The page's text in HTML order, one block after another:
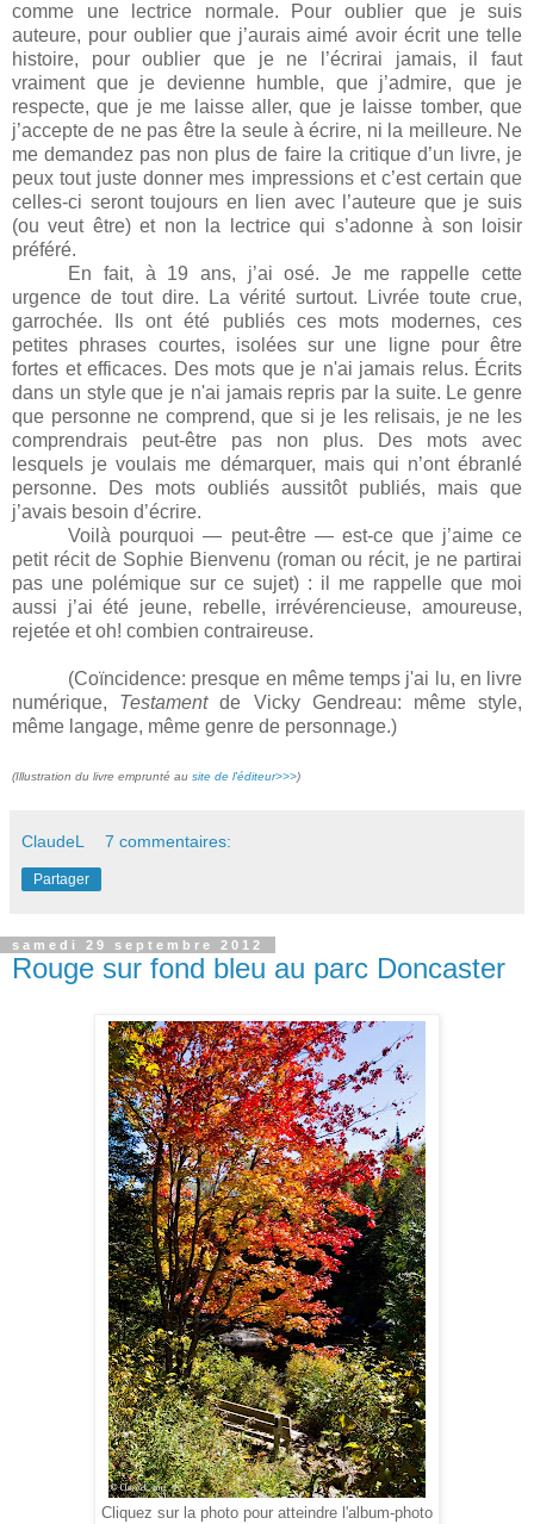
comme une lectrice normale. Pour oublier que je suis
auteure, pour oublier que j’aurais aimé avoir écrit une telle
histoire, pour oublier que je ne l’écrirai jamais, il faut
vraiment que je devienne humble, que j’admire, que je
respecte, que je me laisse aller, que je laisse tomber, que
j’accepte de ne pas être la seule à écrire, ni la meilleure. Ne
me demandez pas non plus de faire la critique d’un livre, je
peux tout juste donner mes impressions et c’est certain que
celles-ci seront toujours en lien avec l’auteure que je suis
(ou veut être) et non la lectrice qui s’adonne à son loisir
préféré.
En fait, à 19 ans, j’ai osé. Je me rappelle cette
urgence de tout dire. La vérité surtout. Livrée toute crue,
garrochée. Ils ont été publiés ces mots modernes, ces
petites phrases courtes, isolées sur une ligne pour être
fortes et efficaces. Des mots que je n'ai jamais relus. Écrits
dans un style que je n'ai jamais repris par la suite. Le genre
que personne ne comprend, que si je les relisais, je ne les
comprendrais peut-être pas non plus. Des mots avec
lesquels je voulais me démarquer, mais qui n’ont ébranlé
personne. Des mots oubliés aussitôt publiés, mais que
j’avais besoin d’écrire.
Voilà pourquoi — peut-être — est-ce que j’aime ce
petit récit de Sophie Bienvenu (roman ou récit, je ne partirai
pas une polémique sur ce sujet) : il me rappelle que moi
aussi j’ai été jeune, rebelle, irrévérencieuse, amoureuse,
rejetée et oh! combien contraireuse.
(Coïncidence: presque en même temps j'ai lu, en livre
numérique, Testamentde Vicky Gendreau: même style,
même langage, même genre de personnage.)
(Illustration du livre emprunté au site de l'éditeur>>>)
ClaudeL 7 commentaires:
Partager
samedi 29 septembre 2012
Rouge sur fond bleu au parc Doncaster
Cliquez sur la photo pour atteindre l'album-photo